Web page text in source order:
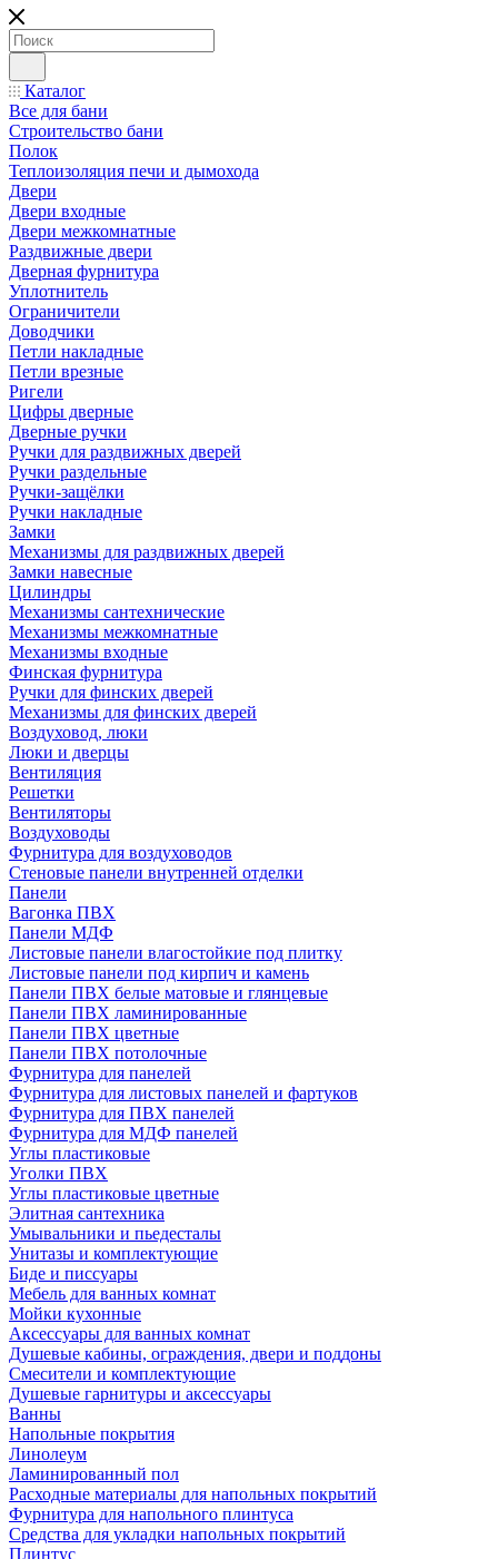
Каталог
Все для бани
Строительство бани
Полок
Теплоизоляция печи и дымохода
Двери
Двери входные
Двери межкомнатные
Раздвижные двери
Дверная фурнитура
Уплотнитель
Ограничители
Доводчики
Петли накладные
Петли врезные
Ригели
Цифры дверные
Дверные ручки
Ручки для раздвижных дверей
Ручки раздельные
Ручки-защёлки
Ручки накладные
Замки
Механизмы для раздвижных дверей
Замки навесные
Цилиндры
Механизмы сантехнические
Механизмы межкомнатные
Механизмы входные
Финская фурнитура
Ручки для финских дверей
Механизмы для финских дверей
Воздуховод, люки
Люки и дверцы
Вентиляция
Решетки
Вентиляторы
Воздуховоды
Фурнитура для воздуховодов
Стеновые панели внутренней отделки
Панели
Вагонка ПВХ
Панели МДФ
Листовые панели влагостойкие под плитку
Листовые панели под кирпич и камень
Панели ПВХ белые матовые и глянцевые
Панели ПВХ ламинированные
Панели ПВХ цветные
Панели ПВХ потолочные
Фурнитура для панелей
Фурнитура для листовых панелей и фартуков
Фурнитура для ПВХ панелей
Фурнитура для МДФ панелей
Углы пластиковые
Уголки ПВХ
Углы пластиковые цветные
Элитная сантехника
Умывальники и пьедесталы
Унитазы и комплектующие
Биде и писсуары
Мебель для ванных комнат
Мойки кухонные
Аксессуары для ванных комнат
Душевые кабины, ограждения, двери и поддоны
Смесители и комплектующие
Душевые гарнитуры и аксессуары
Ванны
Напольные покрытия
Линолеум
Ламинированный пол
Расходные материалы для напольных покрытий
Фурнитура для напольного плинтуса
Средства для укладки напольных покрытий
Плинтус